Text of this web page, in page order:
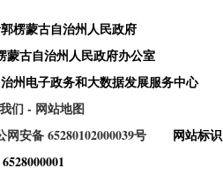
楞蒙古自治州人民政府
蒙古自治州人民政府办公室
州电子政务和大数据发展服务中心
们- 网站地图
网安备 65280102000039号
网站标识